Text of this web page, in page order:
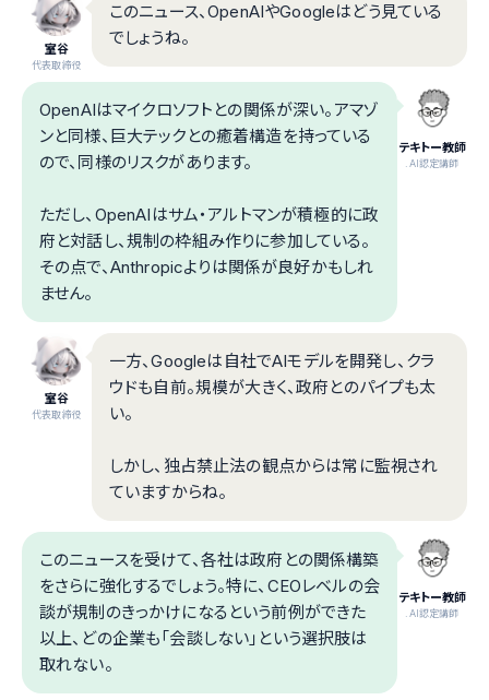
室谷
代表取締役
このニュース、OpenAIやGoogleはどう見ている
でしょうね。
テキトー教師
.AI認定講師
OpenAIはマイクロソフトとの関係が深い。アマゾ
ンと同様、巨大テックとの癒着構造を持っている
ので、同様のリスクがあります。
ただし、OpenAIはサム・アルトマンが積極的に政
府と対話し、規制の枠組み作りに参加している。
その点で、Anthropicよりは関係が良好かもしれ
ません。
室谷
代表取締役
一方、Googleは自社でAIモデルを開発し、クラ
ウドも自前。規模が大きく、政府とのパイプも太
い。
しかし、独占禁止法の観点からは常に監視され
ていますからね。
テキトー教師
.AI認定講師
このニュースを受けて、各社は政府との関係構築
をさらに強化するでしょう。特に、CEOレベルの会
談が規制のきっかけになるという前例ができた
以上、どの企業も「会談しない」という選択肢は
取れない。